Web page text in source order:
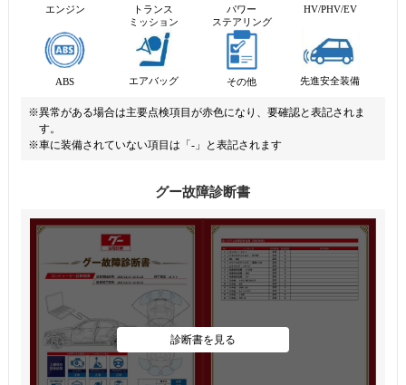
エンジン
トランス
ミッション
パワー
ステアリング
HV/PHV/EV
ABS エアバッグ その他 先進安全装備
※異常がある場合は主要点検項目が赤色になり、要確認と表記されま
す。
※車に装備されていない項目は「-」と表記されます
グー故障診断書
診断書を見る